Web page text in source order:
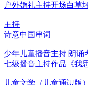
户外婚礼主持开场白草
主持
诗意中国串词
少年儿童播音主持 朗诵
七级播音主持作品《我
儿童文学（儿童通识版）